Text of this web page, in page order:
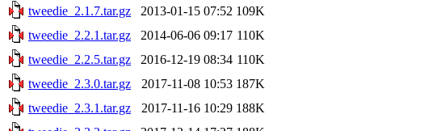
tweedie_2.1.7.tar.gz
2013-01-15 07:52 109K
tweedie_2.2.1.tar.gz
2014-06-06 09:17 110K
tweedie_2.2.5.tar.gz
2016-12-19 08:34 110K
tweedie_2.3.0.tar.gz
2017-11-08 10:53 187K
tweedie_2.3.1.tar.gz
2017-11-16 10:29 188K